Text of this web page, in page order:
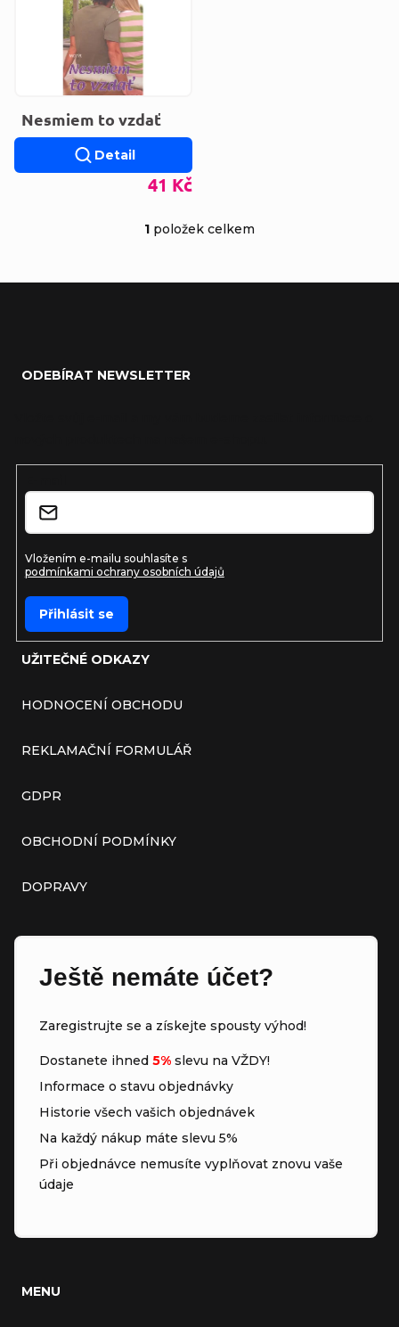
Nesmiem to vzdať
41 Kč
Detail
1 položek celkem
UŽITEČNÉ ODKAZY
HODNOCENÍ OBCHODU
REKLAMAČNÍ FORMULÁŘ
GDPR
OBCHODNÍ PODMÍNKY
DOPRAVY
Ještě nemáte účet?
Zaregistrujte se a získejte spousty výhod!
Dostanete ihned 5% slevu na VŽDY!
Informace o stavu objednávky
Historie všech vašich objednávek
Na každý nákup máte slevu 5%
Při objednávce nemusíte vyplňovat znovu vaše
údaje
MENU
ODEBÍRAT NEWSLETTER
Vložením e-mailu souhlasíte s
podmínkami ochrany osobních údajů
Přihlásit se